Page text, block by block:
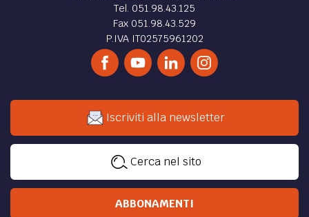
Tel. 051.98.43.125
Fax 051.98.43.529
P.IVA IT02575961202
Iscriviti alla newsletter
Cerca nel sito
ABBONAMENTI